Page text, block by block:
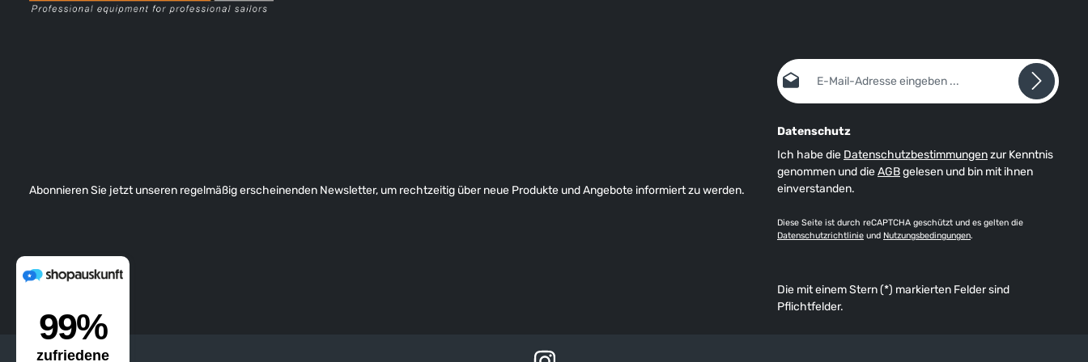
Abonnieren Sie jetzt unseren regelmäßig erscheinenden Newsletter, um rechtzeitig über neue Produkte und Angebote informiert zu werden.
E-Mail-Adresse*
Datenschutz
Ich habe die Datenschutzbestimmungenzur Kenntnis
genommen und dieAGBgelesen und bin mit ihnen
einverstanden.
Diese Seite ist durch reCAPTCHA geschützt und es gelten die
Datenschutzrichtlinie und Nutzungsbedingungen.
Die mit einem Stern (*) markierten Felder sind
Pflichtfelder.